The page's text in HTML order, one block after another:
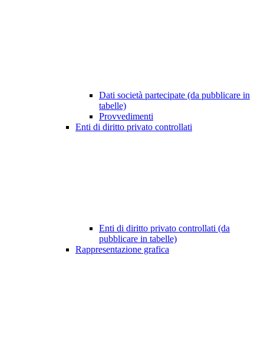
Dati società partecipate (da pubblicare in
tabelle)
Provvedimenti
Enti di diritto privato controllati
Enti di diritto privato controllati (da
pubblicare in tabelle)
Rappresentazione grafica